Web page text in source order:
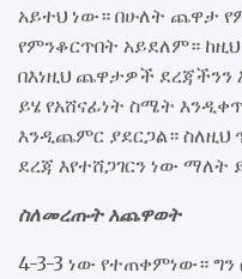
አይተህ ነው። በሁለት ጨዋታ
የምንቆርጥበት አይደለም።
በእነዚህ ጨዋታዎች ደረጃችንን
ይሄ የአሸናፊነት ስሜት
እንዲጨምር ያደርጋል። ስለዚህ
ደረጃ እየተሸጋገርን ነው ማለት
ስለመረጡት አጨዋወት
4-3-3 ነው የተጠቀምነው።